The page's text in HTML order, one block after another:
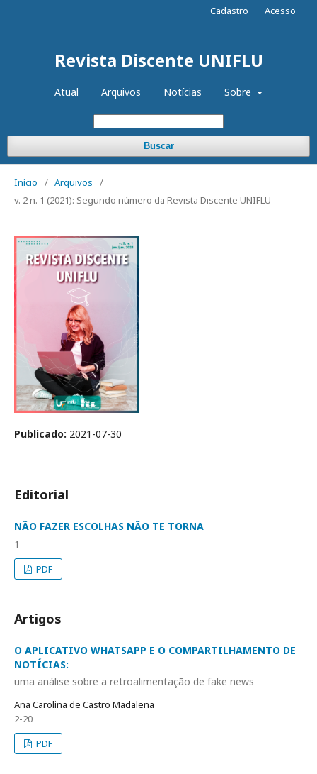
Revista Discente UNIFLU
Atual Arquivos Notícias Sobre
Buscar
Cadastro Acesso
Início / Arquivos
/
v. 2 n. 1 (2021): Segundo número da Revista Discente UNIFLU
Publicado: 2021-07-30
Editorial
NÃO FAZER ESCOLHAS NÃO TE TORNA
1
PDF
Artigos
O APLICATIVO WHATSAPP E O COMPARTILHAMENTO DE
NOTÍCIAS:
uma análise sobre a retroalimentação de fake news
Ana Carolina de Castro Madalena
2-20
PDF